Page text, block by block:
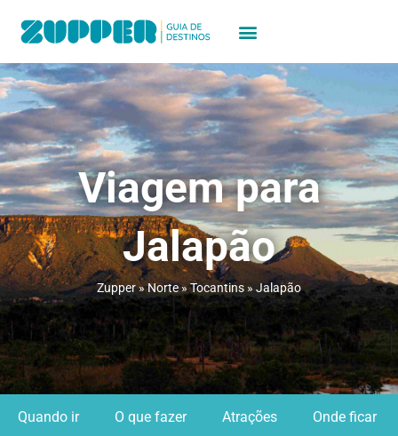
Viagem para
Jalapão
Zupper»Norte»Tocantins »Jalapão
Quando ir O que fazer Atrações Onde ficar